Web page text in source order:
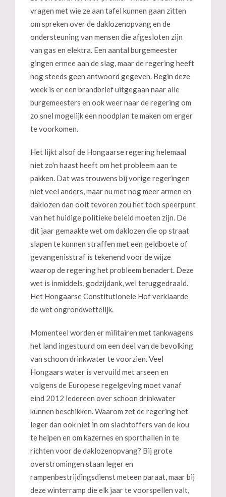
vragen met wie ze aan tafel kunnen gaan zitten
om spreken over de daklozenopvang en de
ondersteuning van mensen die afgesloten zijn
van gas en elektra. Een aantal burgemeester
gingen ermee aan de slag, maar de regering heeft
nog steeds geen antwoord gegeven. Begin deze
week is er een brandbrief uitgegaan naar alle
burgemeesters en ook weer naar de regering om
zo snel mogelijk een noodplan te maken om erger
te voorkomen.
Het lijkt alsof de Hongaarse regering helemaal
niet zo'n haast heeft om het probleem aan te
pakken. Dat was trouwens bij vorige regeringen
niet veel anders, maar nu met nog meer armen en
daklozen dan ooit tevoren zou het toch speerpunt
van het huidige politieke beleid moeten zijn. De
dit jaar gemaakte wet om daklozen die op straat
slapen te kunnen straffen met een geldboete of
gevangenisstraf is tekenend voor de wijze
waarop de regering het probleem benadert. Deze
wet is inmiddels, godzijdank, wel teruggedraaid.
Het Hongaarse Constitutionele Hof verklaarde
de wet ongrondwettelijk.
Momenteel worden er militairen met tankwagens
het land ingestuurd om een deel van de bevolking
van schoon drinkwater te voorzien. Veel
Hongaars water is vervuild met arseen en
volgens de Europese regelgeving moet vanaf
eind 2012 iedereen over schoon drinkwater
kunnen beschikken. Waarom zet de regering het
leger dan ook niet in om slachtoffers van de kou
te helpen en om kazernes en sporthallen in te
richten voor de daklozenopvang? Bij grote
overstromingen staan leger en
rampenbestrijdingsdienst meteen paraat, maar bij
deze winterramp die elk jaar te voorspellen valt,